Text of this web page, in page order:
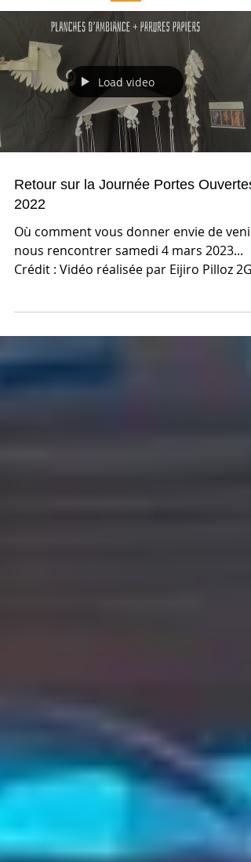
Load video
Retour sur la Journée Portes Ouvertes
2022
Où comment vous donner envie de venir
nous rencontrer samedi 4 mars 2023...
Crédit : Vidéo réalisée par Eijiro Pilloz